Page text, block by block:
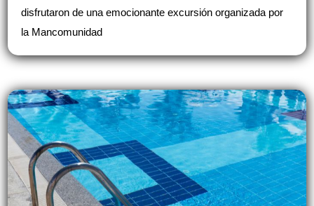
disfrutaron de una emocionante excursión organizada por
la Mancomunidad